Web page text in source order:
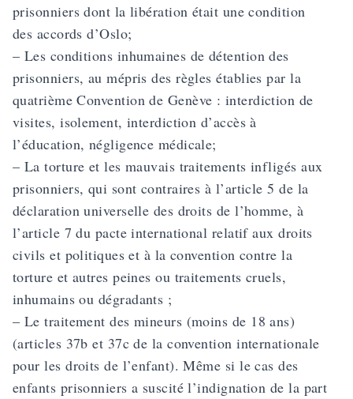
prisonniers dont la libération était une condition
des accords d’Oslo;
– Les conditions inhumaines de détention des
prisonniers, au mépris des règles établies par la
quatrième Convention de Genève : interdiction de
visites, isolement, interdiction d’accès à
l’éducation, négligence médicale;
– La torture et les mauvais traitements infligés aux
prisonniers, qui sont contraires à l’article 5 de la
déclaration universelle des droits de l’homme, à
l’article 7 du pacte international relatif aux droits
civils et politiques et à la convention contre la
torture et autres peines ou traitements cruels,
inhumains ou dégradants ;
– Le traitement des mineurs (moins de 18 ans)
(articles 37b et 37c de la convention internationale
pour les droits de l’enfant). Même si le cas des
enfants prisonniers a suscité l’indignation de la part